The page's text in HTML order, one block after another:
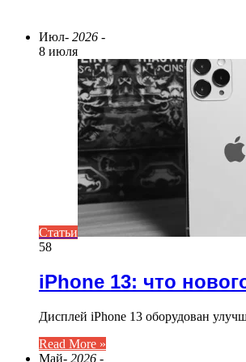
Июл- 2026 -
8 июля
Статьи
58
iPhone 13: что
Дисплей iPhone 13 оборудован
Read More »
Май- 2026 -